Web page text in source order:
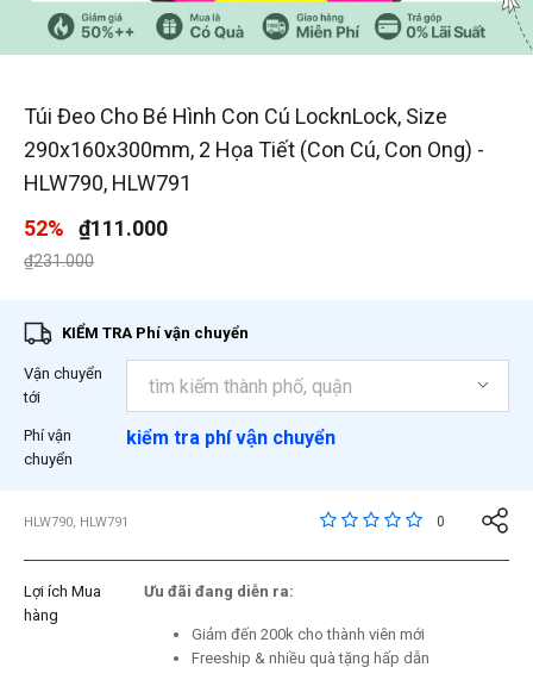
/2
Túi Đeo Cho Bé Hình Con Cú LocknLock, Size
290x160x300mm, 2 Họa Tiết (Con Cú, Con Ong) -
HLW790, HLW791
52%
₫111.000
Giá giảm xuống từ
₫231.000đến
KIỂM TRA Phí vận chuyển
Vận chuyển
tới
Phí vận
chuyển
kiểm tra phí vận chuyển
HLW790, HLW791 3,8 trên đánh giá của
0
Lợi ích Mua
hàng
Ưu đãi đang diễn ra:
Giảm đến 200k cho thành viên mới
Freeship & nhiều quà tặng hấp dẫn